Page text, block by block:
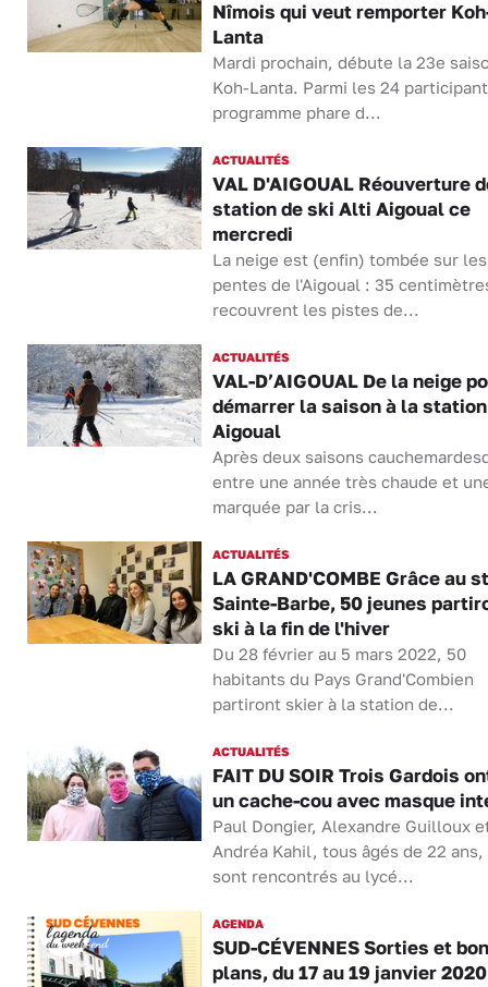
Nîmois qui veut remporter
Lanta
Mardi prochain, débute la 23e
Koh-Lanta. Parmi les 24
programme phare d...
ACTUALITÉS
VAL D'AIGOUAL Réouverture
station de ski Alti Aigoual ce
mercredi
La neige est (enfin) tombée sur les
pentes de l'Aigoual : 35
recouvrent les pistes de...
ACTUALITÉS
VAL-D’AIGOUAL De la neige
démarrer la saison à la
Aigoual
Après deux saisons
entre une année très chaude et
marquée par la cris...
ACTUALITÉS
LA GRAND'COMBE Grâce au
Sainte-Barbe, 50 jeunes
ski à la fin de l'hiver
Du 28 février au 5 mars 2022, 50
habitants du Pays Grand'Combien
partiront skier à la station de...
ACTUALITÉS
FAIT DU SOIR Trois Gardois
un cache-cou avec masque
Paul Dongier, Alexandre Guilloux
Andréa Kahil, tous âgés de 22 ans,
sont rencontrés au lycé...
AGENDA
SUD-CÉVENNES Sorties et
plans, du 17 au 19 janvier 2020